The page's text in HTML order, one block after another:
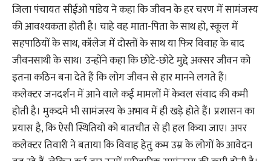
जिला पंचायत सीईओ पांडेय ने कहा कि जीवन के हर चरण में सामंजस्य
की आवश्यकता होती है। चाहे वह माता-पिता के साथ हो, स्कूल में
सहपाठियों के साथ, कॉलेज में दोस्तों के साथ या फिर विवाह के बाद
जीवनसाथी के साथ। उन्होंने कहा कि छोटे-छोटे मुद्दे अक्सर जीवन को
इतना कठिन बना देते हैं कि लोग जीवन से हार मानने लगते हैं।
कलेक्टर जनदर्शन में आने वाले कई मामलों में केवल संवाद की कमी
होती है। मुकदमे भी सामंजस्य के अभाव में ही खड़े होते हैं। प्रशासन का
प्रयास है, कि ऐसी स्थितियों को बातचीत से ही हल किया जाए। अपर
कलेक्टर तिवारी ने बताया कि विवाह हेतु कम उम्र के लोगों के आवेदन